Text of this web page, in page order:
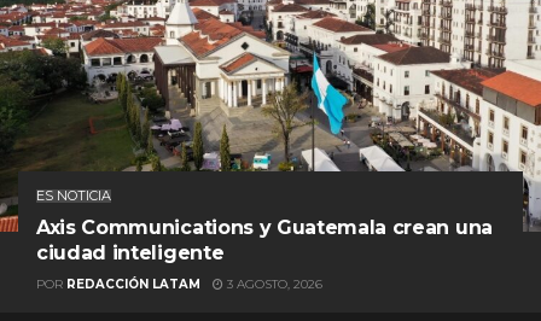
ES NOTICIA
Axis Communications y Guatemala crean una
ciudad inteligente
POR REDACCIÓN LATAM 3 AGOSTO, 2026